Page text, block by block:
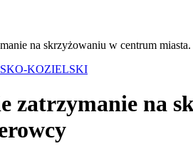
na skrzyżowaniu w centrum
KOZIELSKI
zatrzymanie na